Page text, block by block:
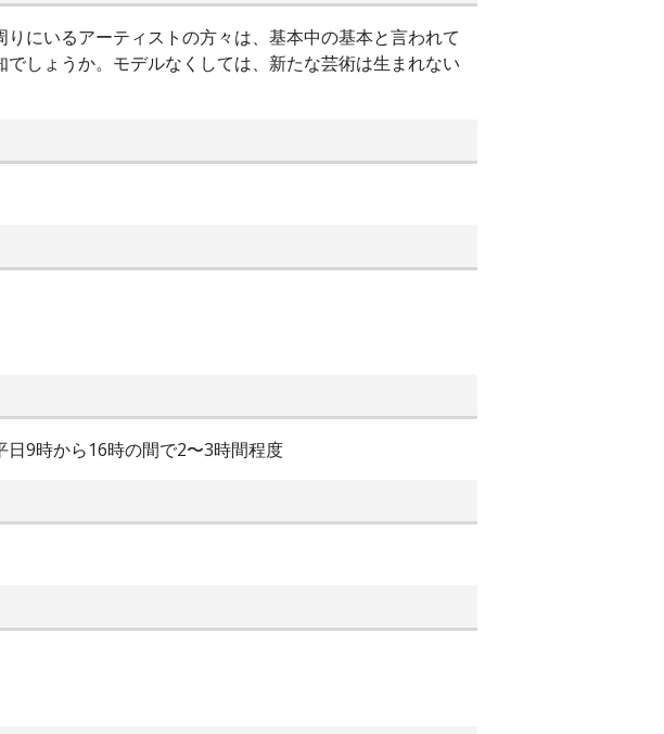
にいるアーティストの方々は、基本中の基本と言われて
しょうか。モデルなくしては、新たな芸術は生まれない
9時から16時の間で2〜3時間程度